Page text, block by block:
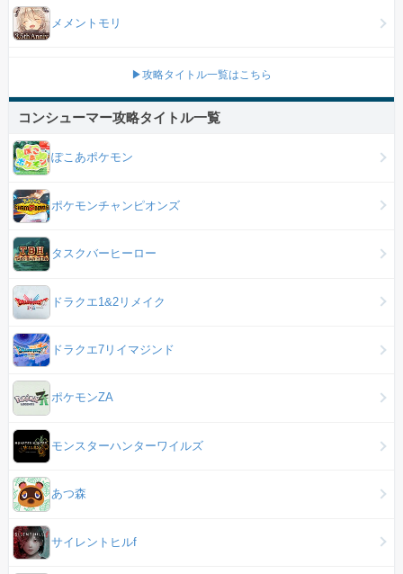
メメントモリ
▶攻略タイトル一覧はこちら
コンシューマー攻略タイトル一覧
ぽこあポケモン
ポケモンチャンピオンズ
タスクバーヒーロー
ドラクエ1&2リメイク
ドラクエ7リイマジンド
ポケモンZA
モンスターハンターワイルズ
あつ森
サイレントヒルf